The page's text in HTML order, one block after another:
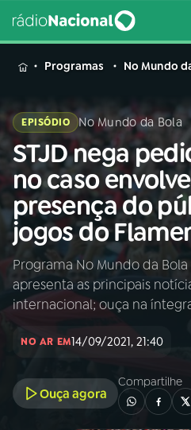
MENU
Buscar
na
Rádio
Nacional
Buscar
AO
01INÍCIO
02A RÁDIO
03PROGRAMAÇÃO
Programas No Mundo
EPISÓDIO No Mundo da Bola
STJD nega
no caso
presença do
jogos do
Programa No Mundo da
apresenta as principais
internacional; ouça na
NO AR EM14/09/2021, 21:40
Ouça agora
Compartilhe